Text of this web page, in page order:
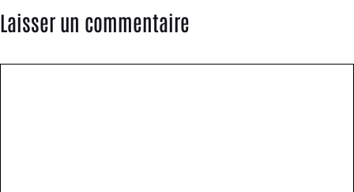
Laisser un commentaire